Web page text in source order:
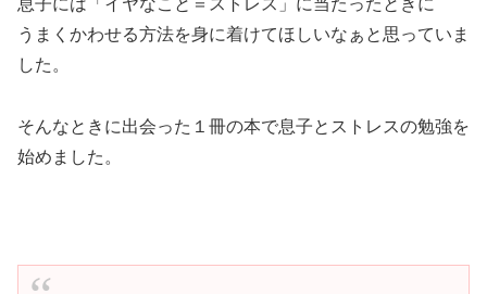
うまくかわせる方法を身に着けてほしいなぁと思っていま
した。
そんなときに出会った１冊の本で息子とストレスの勉強を
始めました。